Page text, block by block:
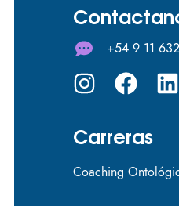
+54 9 11
Carreras
Coaching